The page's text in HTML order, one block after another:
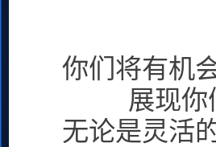
你们将有机
展现
无论是灵活